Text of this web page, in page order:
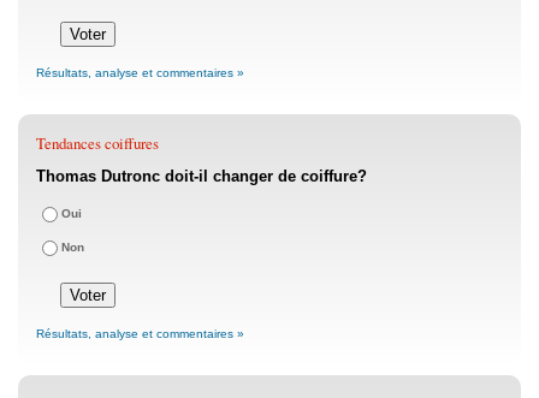
Résultats, analyse et commentaires »
Tendances coiffures
Thomas Dutronc doit-il changer de coiffure?
Oui
Non
Résultats, analyse et commentaires »